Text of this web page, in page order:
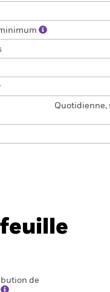
Quotidienne,
de